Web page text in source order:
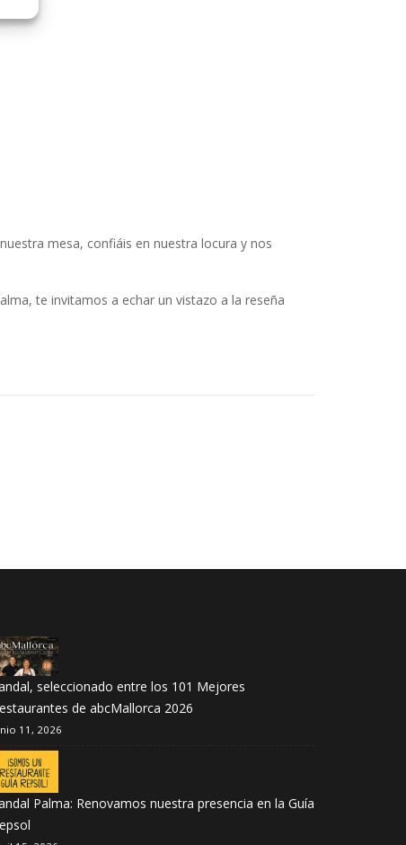
mesa, confiáis en nuestra locura y nos
te invitamos a echar un vistazo a la reseña
seleccionado entre los 101 Mejores
de abcMallorca 2026
11, 2026
Palma: Renovamos nuestra presencia en la Guía